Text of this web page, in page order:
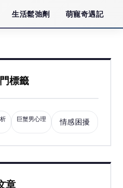
生活鬆弛劑 萌寵奇遇記
標籤
巨蟹男心理 情感困擾
章